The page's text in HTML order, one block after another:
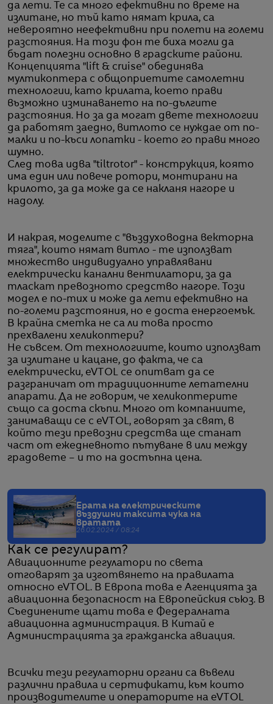
да лети. Те са много ефективни по време на
излитане, но тъй като нямат крила, са
невероятно неефективни при полети на големи
разстояния. На този фон те биха могли да
бъдат полезни основно в градските райони.
Концепцията "lift & cruise" обединява
мултикоптера с общоприетите самолетни
технологии, като крилата, което прави
възможно изминаването на по-дългите
разстояния. Но за да могат двете технологии
да работят заедно, витлото се нуждае от по-
малки и по-къси лопатки - което го прави много
шумно.
След това идва "tiltrotor" - конструкция, която
има един или повече ротори, монтирани на
крилото, за да може да се накланя нагоре и
надолу.
И накрая, моделите с "въздуховодна векторна
тяга", които нямат витло - те използват
множество индивидуално управлявани
електрически канални вентилатори, за да
тласкат превозното средство нагоре. Този
модел е по-тих и може да лети ефективно на
по-големи разстояния, но е доста енергоемък.
В крайна сметка не са ли това просто
прехвалени хеликоптери?
Не съвсем. От технологиите, които използват
за излитане и кацане, до факта, че са
електрически, eVTOL се опитват да се
разграничат от традиционните летателни
апарати. Да не говорим, че хеликоптерите
също са доста скъпи. Много от компаниите,
занимаващи се с eVTOL, говорят за свят, в
който тези превозни средства ще станат
част от ежедневното пътуване в или между
градовете – и то на достъпна цена.
Ерата на електрическите
въздушни таксита чука на
вратата
26.02.2024 / 08:24
Как се регулират?
Авиационните регулатори по света
отговарят за изготвянето на правилата
относно eVTOL. В Европа това е Агенцията за
авиационна безопасност на Европейския съюз. В
Съединените щати това е Федералната
авиационна администрация. В Китай е
Администрацията за гражданска авиация.
Всички тези регулаторни органи са въвели
различни правила и сертификати, към които
производителите и операторите на eVTOL